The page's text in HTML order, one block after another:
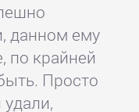
данном ему
по крайней
Просто